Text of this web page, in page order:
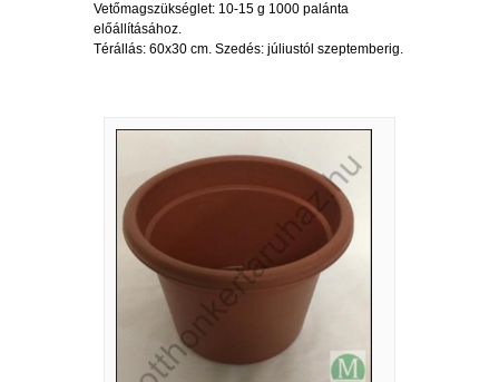
Vetőmagszükséglet: 10-15 g 1000 palánta
előállításához.
Térállás: 60x30 cm. Szedés: júliustól szeptemberig.